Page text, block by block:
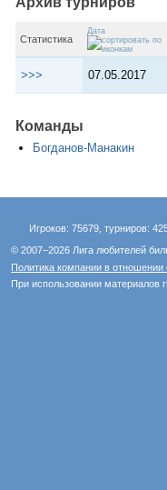
Статистика
Дата
>>> 07.05.2017
Команды
Богданов-Манакин
Игроков: 75679, турниров:
© 2007–2026 Лига любителей
Политика компании в
При использовании материалов